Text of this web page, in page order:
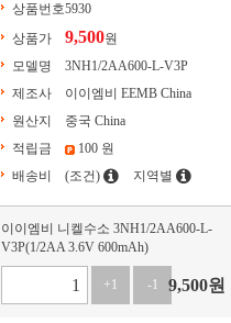
상품번호5930
상품가
9,500원
모델명
3NH1/2AA600-L-V3P
제조사
이이엠비 EEMB China
원산지
중국 China
적립금
100 원
배송비
(조건) 지역별
이이엠비 니켈수소 3NH1/2AA600-L-
V3P(1/2AA 3.6V 600mAh)
+1 -1 9,500원